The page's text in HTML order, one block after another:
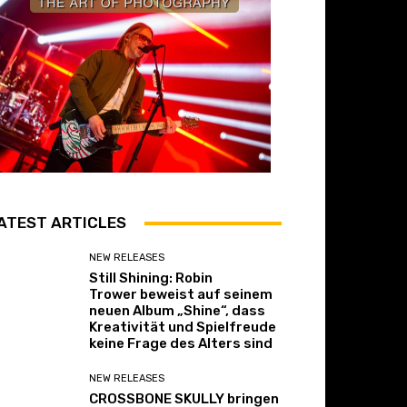
ARTICLES
NEW RELEASES
Still Shining: Robin
Trower beweist auf seinem
neuen Album „Shine“, dass
Kreativität und Spielfreude
keine Frage des Alters sind
NEW RELEASES
CROSSBONE SKULLY bringen